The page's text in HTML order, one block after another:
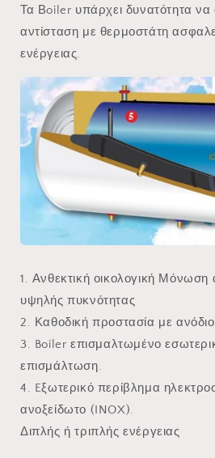
Τα Βoiler υπάρχει δυνατότητα να
αντίσταση με θερμοστάτη
ενέργειας.
1. Ανθεκτική οικολογική
υψηλής πυκνότητας
2. Καθοδική προστασία με
3. Boiler επισμαλτωμένο
επισμάλτωση.
4. Eξωτερικό περίβλημα
ανοξείδωτο (INOX).
Διπλής ή τριπλής ενέργειας